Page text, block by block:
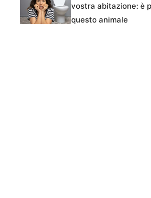
vostra abitazione: è
questo animale